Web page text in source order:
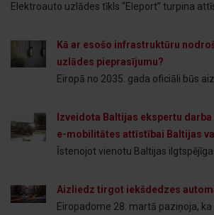
Elektroauto uzlādes tīkls “Eleport” turpina
Kā ar esošo infrastruktūru
uzlādes pieprasījumu?
Eiropā no 2035. gada oficiāli būs
Izveidota Baltijas ekspertu
e-mobilitātes attīstībai Baltijas
Īstenojot vienotu Baltijas
Aizliedz tirgot iekšdedzes
Eiropadome 28. martā paziņoja, ka